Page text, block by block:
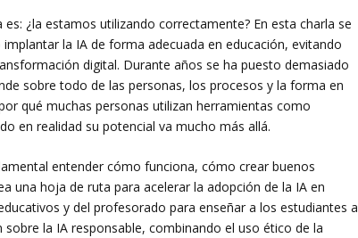
¿la estamos utilizando correctamente? En esta charla se
la IA de forma adecuada en educación, evitando
digital. Durante años se ha puesto demasiado
sobre todo de las personas, los procesos y la forma en
qué muchas personas utilizan herramientas como
en realidad su potencial va mucho más allá.
entender cómo funciona, cómo crear buenos
una hoja de ruta para acelerar la adopción de la IA en
y del profesorado para enseñar a los estudiantes a
la IA responsable, combinando el uso ético de la